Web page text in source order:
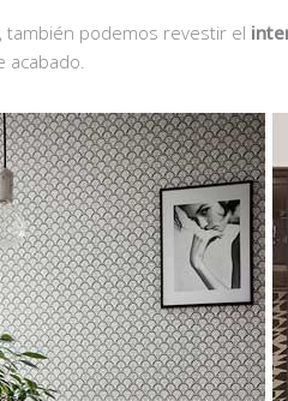
también podemos revestir el
acabado.